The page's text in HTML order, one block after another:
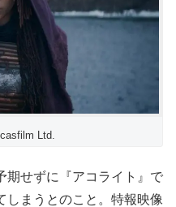
Ltd.
期せずに『アコライト』で
しまうとのこと。特報映像